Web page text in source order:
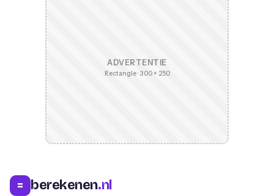
ADVERTENTIE
Rectangle · 300 × 250
= berekenen.nl